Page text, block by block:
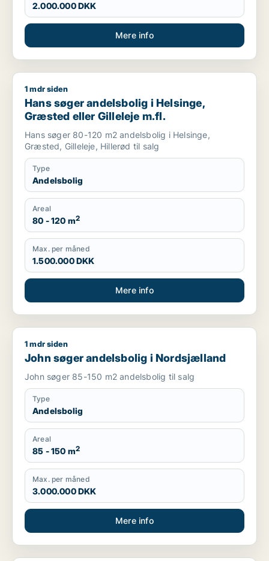
2.000.000 DKK
Mere info
Hans søger andelsbolig i Helsinge, Græsted eller Gilleleje
1 mdr siden
Hans søger andelsbolig i Helsinge,
Græsted eller Gilleleje m.fl.
Hans søger 80-120 m2 andelsbolig i Helsinge,
Græsted, Gilleleje, Hillerød til salg
Type
Andelsbolig
Areal
80 - 120 m2
Max. per måned
1.500.000 DKK
Mere info
John søger andelsbolig i Nordsjælland
1 mdr siden
John søger andelsbolig i Nordsjælland
John søger 85-150 m2 andelsbolig til salg
Type
Andelsbolig
Areal
85 - 150 m2
Max. per måned
3.000.000 DKK
Mere info